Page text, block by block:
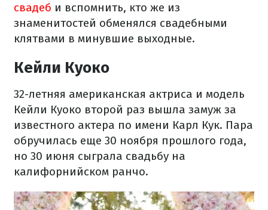
свадеб и вспомнить, кто же из
знаменитостей обменялся свадебными
клятвами в минувшие выходные.
Кейли Куоко
32-летняя американская актриса и модель
Кейли Куоко второй раз вышла замуж за
известного актера по имени Карл Кук. Пара
обручилась еще 30 ноября прошлого года,
но 30 июня сыграла свадьбу на
калифорнийском ранчо.